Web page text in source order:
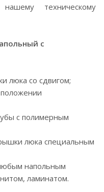
техническому
с
люка со сдвигом;
с полимерным
люка специальным
напольным
ламинатом.